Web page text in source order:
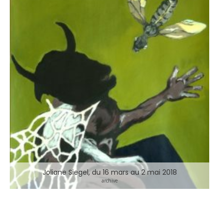
Joliane Siegel, du 16 mars au 2 mai 2018
archive